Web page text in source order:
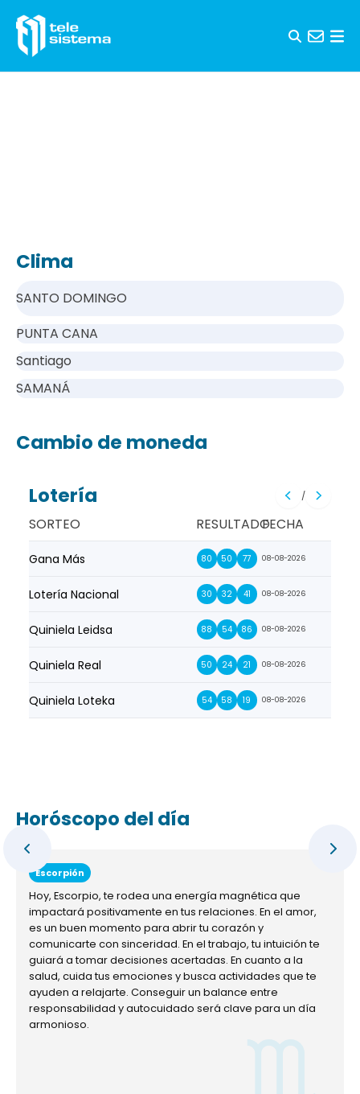
Clima
SANTO DOMINGO
PUNTA CANA
Santiago
SAMANÁ
Cambio de moneda
Lotería /
SORTEO RESULTADOFECHA
Gana Más 80 50 77 08-08-2026
Lotería Nacional 30 32 41 08-08-2026
Quiniela Leidsa 88 54 86 08-08-2026
Quiniela Real 50 24 21 08-08-2026
Quiniela Loteka 54 58 19 08-08-2026
Horóscopo del día
Escorpión
Hoy, Escorpio, te rodea una energía magnética que
impactará positivamente en tus relaciones. En el amor,
es un buen momento para abrir tu corazón y
comunicarte con sinceridad. En el trabajo, tu intuición te
guiará a tomar decisiones acertadas. En cuanto a la
salud, cuida tus emociones y busca actividades que te
ayuden a relajarte. Conseguir un balance entre
responsabilidad y autocuidado será clave para un día
armonioso.